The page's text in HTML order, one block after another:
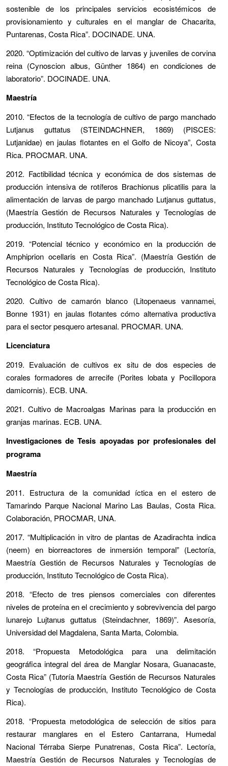
sostenible de los principales servicios ecosistémicos de
provisionamiento y culturales en el manglar de Chacarita,
Puntarenas, Costa Rica”. DOCINADE. UNA.
2020. “Optimización del cultivo de larvas y juveniles de corvina
reina (Cynoscion albus, Günther 1864) en condiciones de
laboratorio”. DOCINADE. UNA.
Maestría
2010. “Efectos de la tecnología de cultivo de pargo manchado
Lutjanus guttatus (STEINDACHNER, 1869) (PISCES:
Lutjanidae) en jaulas flotantes en el Golfo de Nicoya”, Costa
Rica. PROCMAR. UNA.
2012. Factibilidad técnica y económica de dos sistemas de
producción intensiva de rotíferos Brachionus plicatilis para la
alimentación de larvas de pargo manchado Lutjanus guttatus,
(Maestría Gestión de Recursos Naturales y Tecnologías de
producción, Instituto Tecnológico de Costa Rica).
2019. “Potencial técnico y económico en la producción de
Amphiprion ocellaris en Costa Rica”. (Maestría Gestión de
Recursos Naturales y Tecnologías de producción, Instituto
Tecnológico de Costa Rica).
2020. Cultivo de camarón blanco (Litopenaeus vannamei,
Bonne 1931) en jaulas flotantes cómo alternativa productiva
para el sector pesquero artesanal. PROCMAR. UNA.
Licenciatura
2019. Evaluación de cultivos ex situ de dos especies de
corales formadores de arrecife (Porites lobata y Pocillopora
damicornis). ECB. UNA.
2021. Cultivo de Macroalgas Marinas para la producción en
granjas marinas. ECB. UNA.
Investigaciones de Tesis apoyadas por profesionales del
programa
Maestría
2011. Estructura de la comunidad íctica en el estero de
Tamarindo Parque Nacional Marino Las Baulas, Costa Rica.
Colaboración, PROCMAR, UNA.
2017. “Multiplicación in vitro de plantas de Azadirachta indica
(neem) en biorreactores de inmersión temporal” (Lectoría,
Maestría Gestión de Recursos Naturales y Tecnologías de
producción, Instituto Tecnológico de Costa Rica).
2018. “Efecto de tres piensos comerciales con diferentes
niveles de proteína en el crecimiento y sobrevivencia del pargo
lunarejo Lujtanus guttatus (Steindachner, 1869)”. Asesoría,
Universidad del Magdalena, Santa Marta, Colombia.
2018. “Propuesta Metodológica para una delimitación
geográfica integral del área de Manglar Nosara, Guanacaste,
Costa Rica” (Tutoría Maestría Gestión de Recursos Naturales
y Tecnologías de producción, Instituto Tecnológico de Costa
Rica).
2018. “Propuesta metodológica de selección de sitios para
restaurar manglares en el Estero Cantarrana, Humedal
Nacional Térraba Sierpe Punatrenas, Costa Rica”. Lectoría,
Maestría Gestión de Recursos Naturales y Tecnologías de